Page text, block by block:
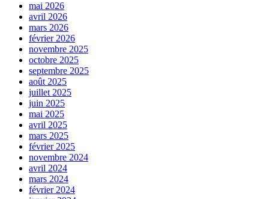
mai 2026
avril 2026
mars 2026
février 2026
novembre 2025
octobre 2025
septembre 2025
août 2025
juillet 2025
juin 2025
mai 2025
avril 2025
mars 2025
février 2025
novembre 2024
avril 2024
mars 2024
février 2024